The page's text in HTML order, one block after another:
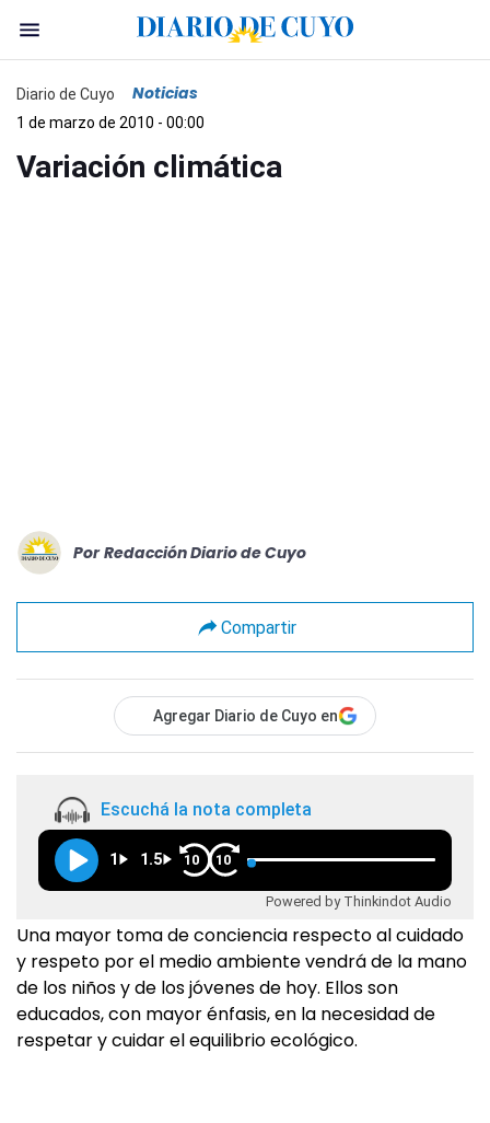
Diario de Cuyo Noticias
1 de marzo de 2010 - 00:00
Variación climática
Por Redacción Diario de Cuyo
Compartir
Agregar Diario de Cuyo en
Escuchá la nota completa
1 1.5 10 10
Powered by Thinkindot Audio
Una mayor toma de conciencia respecto al cuidado
y respeto por el medio ambiente vendrá de la mano
de los niños y de los jóvenes de hoy. Ellos son
educados, con mayor énfasis, en la necesidad de
respetar y cuidar el equilibrio ecológico.